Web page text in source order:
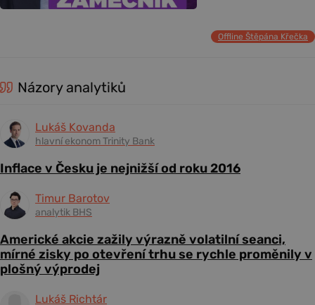
Offline Štěpána Křečka
Názory analytiků
Lukáš Kovanda
hlavní ekonom Trinity Bank
Inflace v Česku je nejnižší od roku 2016
Timur Barotov
analytik BHS
Americké akcie zažily výrazně volatilní seanci,
mírné zisky po otevření trhu se rychle proměnily v
plošný výprodej
Lukáš Richtár